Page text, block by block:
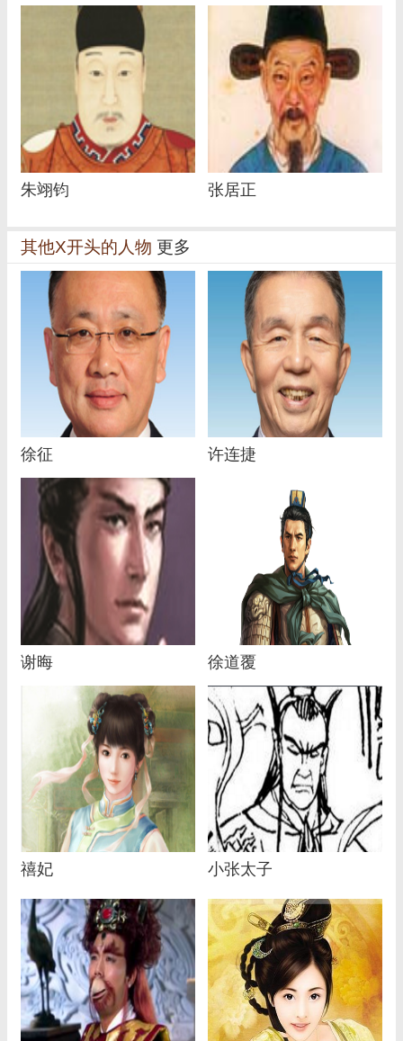
朱翊钧 张居正
其他X开头的人物 更多
徐征 许连捷
谢晦 徐道覆
禧妃 小张太子